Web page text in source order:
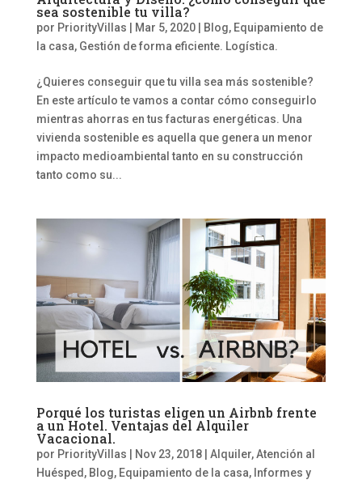
sea sostenible tu villa?
por PriorityVillas Mar 5, 2020| Blog, Equipamiento de
la casa, Gestión de forma eficiente. Logística.
¿Quieres conseguir que tu villa sea más sostenible?
En este artículo te vamos a contar cómo conseguirlo
mientras ahorras en tus facturas energéticas. Una
vivienda sostenible es aquella que genera un menor
impacto medioambiental tanto en su construcción
tanto como su...
Porqué los turistas eligen un Airbnb frente
a un Hotel. Ventajas del Alquiler
Vacacional.
por PriorityVillas Nov 23, 2018| Alquiler,Atención al
Huésped , Blog, Equipamiento de la casa, Informes y